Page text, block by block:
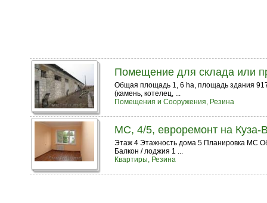
Помещение для склада или
Общая площадь 1, 6 ha, площадь здания
(камень, котелец, ...
Помещения и Сооружения, Резина
MC, 4/5, евроремонт на Куза-
Этаж 4 Этажность дома 5 Планировка МС
Балкон / лоджия 1 ...
Квартиры, Резина